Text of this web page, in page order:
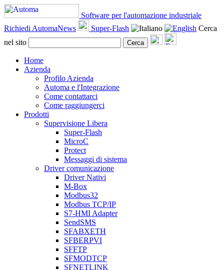
Software per l'automazione industriale
Richiedi AutomaNews
Super-Flash
Cerca
nel sito
Cerca
Home
Azienda
Profilo Azienda
Automa e l'Integrazione
Come contattarci
Come raggiungerci
Prodotti
Supervisione Libera
Super-Flash
MicroC
Protect
Messaggi di sistema
Driver comunicazione
Driver Nativi
M-Box
Modbus32
Modbus TCP/IP
S7-HMI Adapter
SendSMS
SFABXETH
SFBERPVI
SFFTP
SFMODTCP
SFNETLINK